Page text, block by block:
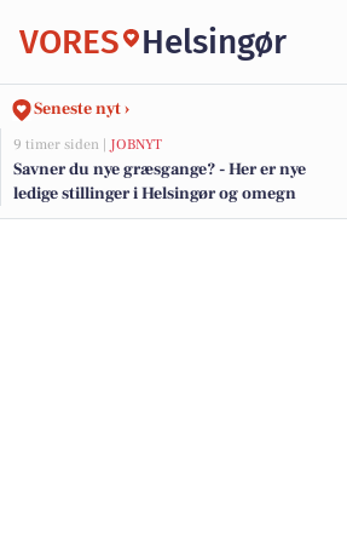
VORES Helsingør
Seneste nyt ›
9 timer siden | JOBNYT
Savner du nye græsgange? - Her er nye
ledige stillinger i Helsingør og omegn